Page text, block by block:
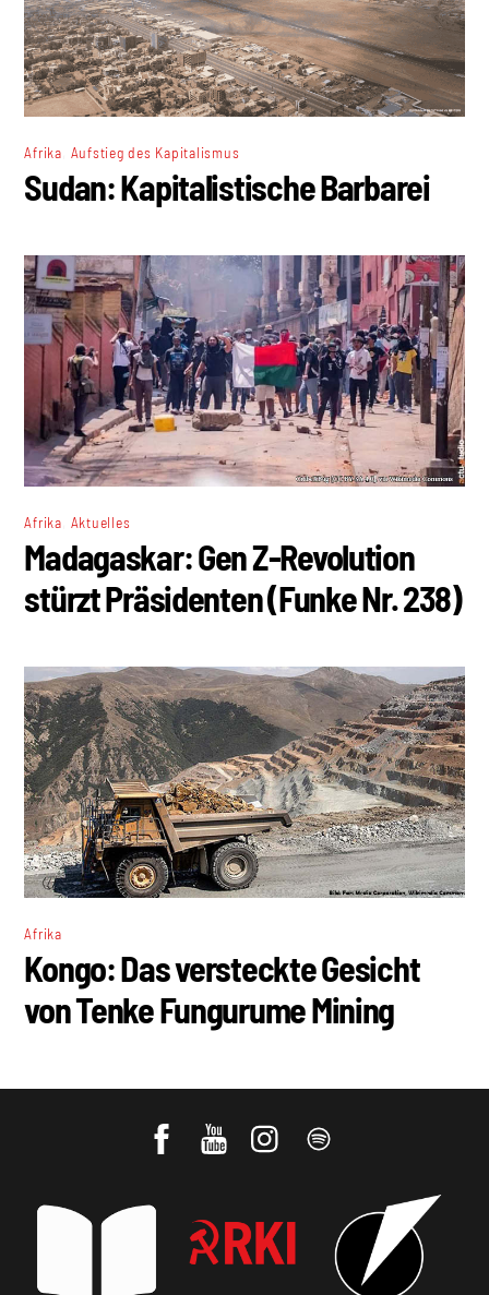
Afrika Aufstieg des Kapitalismus
Sudan: Kapitalistische Barbarei
Afrika Aktuelles
Madagaskar: Gen Z-Revolution
stürzt Präsidenten (Funke Nr. 238)
Afrika
Kongo: Das versteckte Gesicht
von Tenke Fungurume Mining